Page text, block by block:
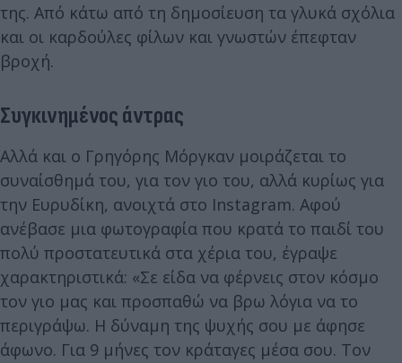
της. Από κάτω από τη δημοσίευση τα γλυκά σχόλια
και οι καρδούλες φίλων και γνωστών έπεφταν
βροχή.
Συγκινημένος άντρας
Αλλά και ο Γρηγόρης Μόργκαν μοιράζεται το
συναίσθημά του, για τον γιο του, αλλά κυρίως για
την Ευρυδίκη, ανοιχτά στο Instagram. Αφού
ανέβασε μια φωτογραφία που κρατά το παιδί του
πολύ προστατευτικά στα χέρια του, έγραψε
χαρακτηριστικά: «Σε είδα να φέρνεις στον κόσμο
τον γιο μας και προσπαθώ να βρω λόγια να το
περιγράψω. Η δύναμη της ψυχής σου με άφησε
άφωνο. Για 9 μήνες τον κράταγες μέσα σου. Τον